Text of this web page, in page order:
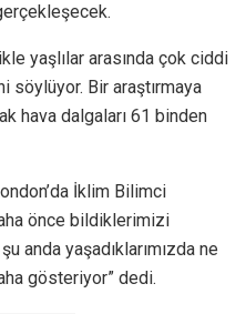
yaşlılar arasında çok ciddi
söylüyor. Bir araştırmaya
hava dalgaları 61 binden
İklim Bilimci
önce bildiklerimizi
anda yaşadıklarımızda ne
gösteriyor” dedi.